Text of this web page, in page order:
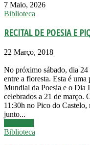
7 Maio, 2026
Biblioteca
RECITAL DE POESIA E
22 Março, 2018
No próximo sábado, dia 24
entre a floresta. Esta é
Mundial da Poesia e o Dia
celebrados a 21 de março.
11:30h no Pico do Castelo,
junto...
Biblioteca